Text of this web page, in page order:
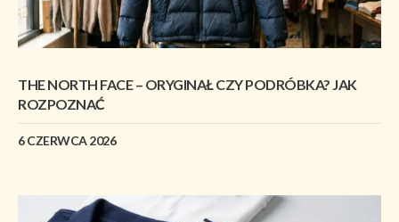
THE NORTH FACE – ORYGINAŁ CZY PODRÓBKA? JAK
ROZPOZNAĆ
6 CZERWCA 2026